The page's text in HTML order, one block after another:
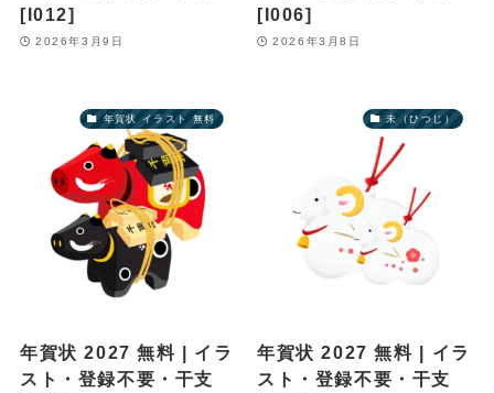
[I012]
2026年3月9日
[I006]
2026年3月8日
年賀状 イラスト 無料
年賀状 2027 無料 | イラ
スト・登録不要・干支
未（ひつじ）
年賀状 2027 無料 | イラ
スト・登録不要・干支